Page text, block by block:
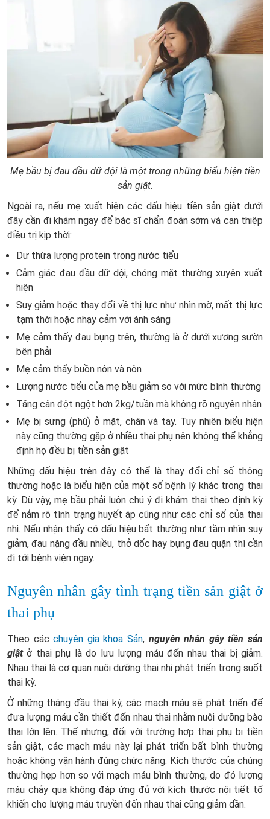
Mẹ bầu bị đau đầu dữ dội là một trong những biểu hiện tiền
sản giật.
Ngoài ra, nếu mẹ xuất hiện cácdấu hiệu tiền sản giật dưới
đây cần đi khám ngay để bác sĩ chẩn đoán sớm và can thiệp
điều trị kịp thời:
Dư thừa lượng protein trong nước tiểu
Cảm giác đau đầu dữ dội, chóng mặt thường xuyên xuất
hiện
Suy giảm hoặc thay đổi về thị lực như nhìn mờ, mất thị lực
tạm thời hoặc nhạy cảm với ánh sáng
Mẹ cảm thấy đau bụng trên, thường là ở dưới xương sườn
bên phải
Mẹ cảm thấy buồn nôn và nôn
Lượng nước tiểu của mẹ bầu giảm so với mức bình thường
Tăng cân đột ngột hơn 2kg/tuần mà không rõ nguyên nhân
Mẹ bị sưng (phù) ở mặt, chân và tay. Tuy nhiên biểu hiện
này cũng thường gặp ở nhiều thai phụ nên không thể khẳng
định họ đều bị tiền sản giật
Những dấu hiệu trên đây có thể là thay đổi chỉ số thông
thường hoặc là biểu hiện của một số bệnh lý khác trong thai
kỳ. Dù vậy, mẹ bầu phải luôn chú ý đi khám thai theo định kỳ
để nắm rõ tình trạng huyết áp cũng như các chỉ số của thai
nhi. Nếu nhận thấy có dấu hiệu bất thường như tầm nhìn suy
giảm, đau nặng đầu nhiều, thở dốc hay bụng đau quặn thì cần
đi tới bệnh viện ngay.
Nguyên nhân gây tình trạng tiền sản giật ở
thai phụ
Theo cácchuyên gia khoa Sản, nguyên nhân gây tiền sản
giậtở thai phụ là do lưu lượng máu đến nhau thai bị giảm.
Nhau thai là cơ quan nuôi dưỡng thai nhi phát triển trong suốt
thai kỳ.
Ở những tháng đầu thai kỳ, các mạch máu sẽ phát triển để
đưa lượng máu cần thiết đến nhau thai nhằm nuôi dưỡng bào
thai lớn lên. Thế nhưng, đối với trường hợp thai phụ bị tiền
sản giật, các mạch máu này lại phát triển bất bình thường
hoặc không vận hành đúng chức năng. Kích thước của chúng
thường hẹp hơn so với mạch máu bình thường, do đó lượng
máu chảy qua không đáp ứng đủ với kích thước nội tiết tố
khiến cho lượng máu truyền đến nhau thai cũng giảm dần.